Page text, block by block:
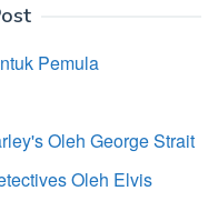
Pemula
Oleh George Strait
Oleh Elvis